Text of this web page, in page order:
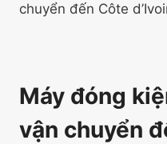
chuyển đến Côte
Máy đóng
vận chuyển